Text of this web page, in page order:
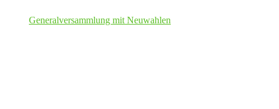
Generalversammlung mit Neuwahlen